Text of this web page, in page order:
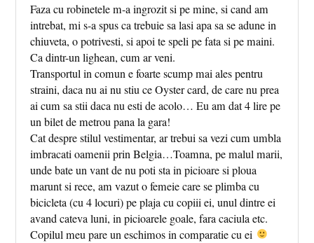
Faza cu robinetele m-a ingrozit si pe mine, si cand am
intrebat, mi s-a spus ca trebuie sa lasi apa sa se adune in
chiuveta, o potrivesti, si apoi te speli pe fata si pe maini.
Ca dintr-un lighean, cum ar veni.
Transportul in comun e foarte scump mai ales pentru
straini, daca nu ai nu stiu ce Oyster card, de care nu prea
ai cum sa stii daca nu esti de acolo… Eu am dat 4 lire pe
un bilet de metrou pana la gara!
Cat despre stilul vestimentar, ar trebui sa vezi cum umbla
imbracati oamenii prin Belgia…Toamna, pe malul marii,
unde bate un vant de nu poti sta in picioare si ploua
marunt si rece, am vazut o femeie care se plimba cu
bicicleta (cu 4 locuri) pe plaja cu copiii ei, unul dintre ei
avand cateva luni, in picioarele goale, fara caciula etc.
Copilul meu pare un eschimos in comparatie cu ei